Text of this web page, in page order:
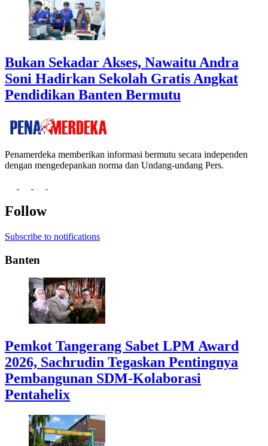
Bukan Sekadar Akses, Nawaitu Andra
Soni Hadirkan Sekolah Gratis Angkat
Pendidikan Banten Bermutu
Penamerdeka memberikan informasi bermutu secara independen
dengan mengedepankan norma dan Undang-undang Pers.
Follow
Subscribe to notifications
Banten
Pemkot Tangerang Sabet LPM Award
2026, Sachrudin Tegaskan Pentingnya
Pembangunan SDM-Kolaborasi
Pentahelix